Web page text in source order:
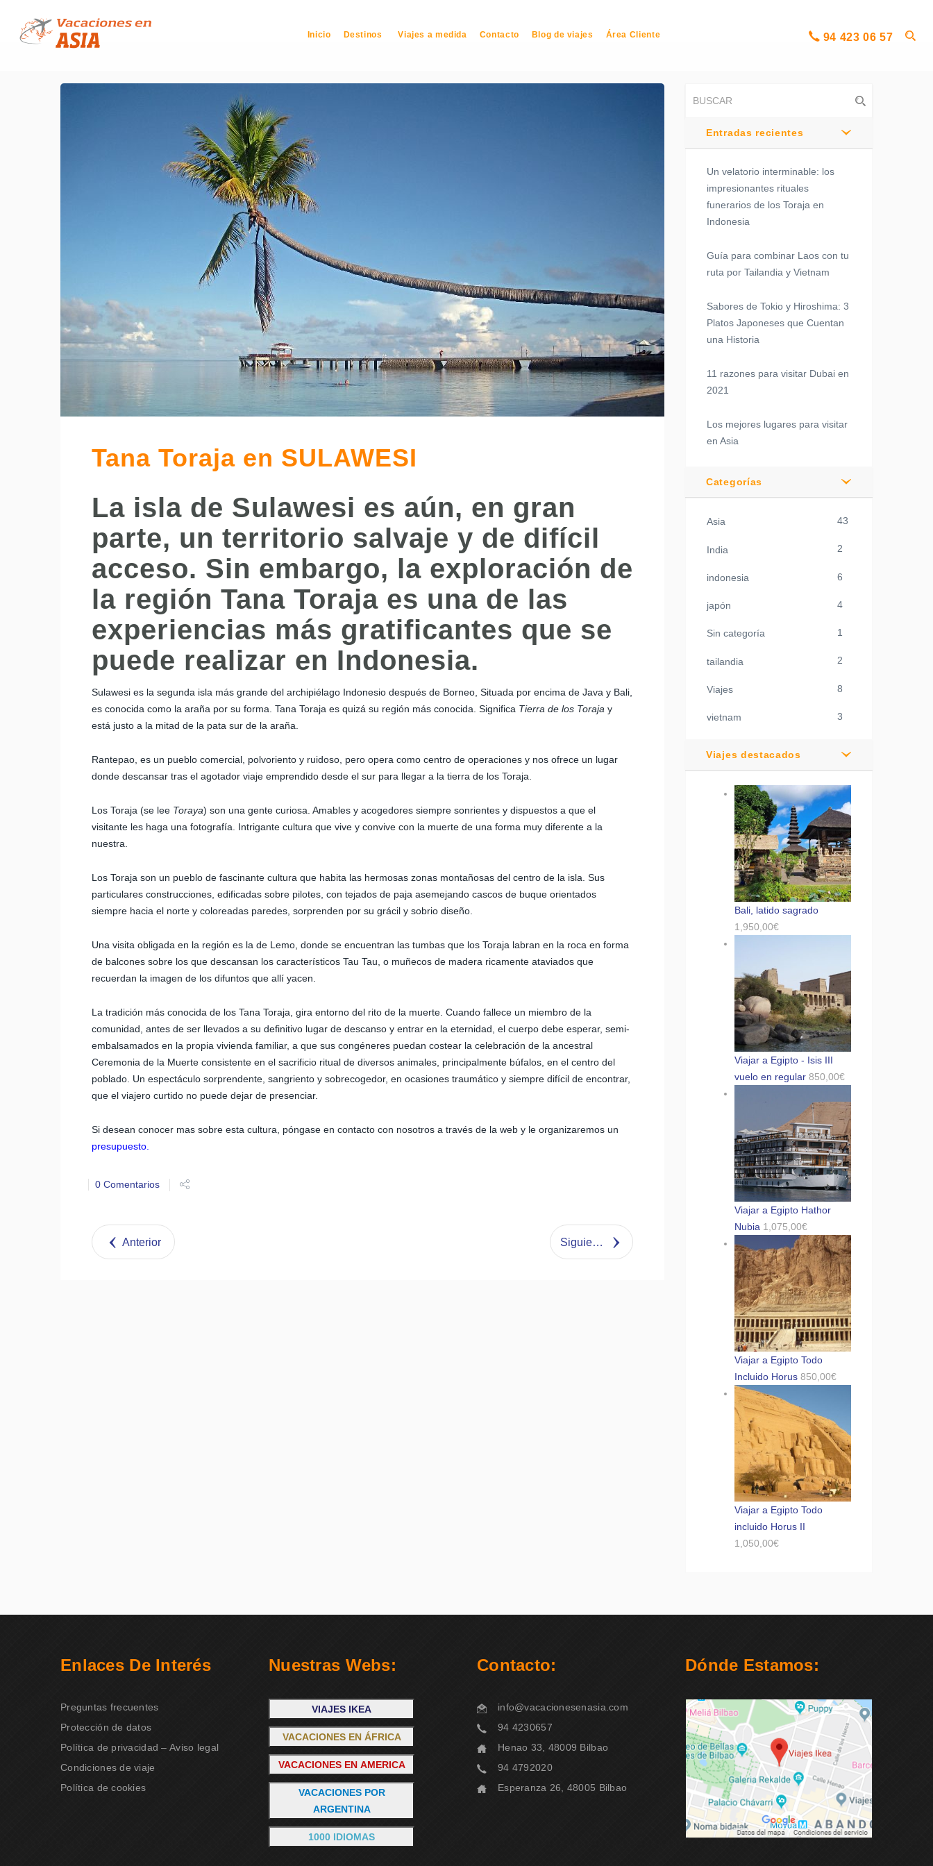
Inicio Destinos Viajes a medida Contacto Blog de viajes Área Cliente 94 423 06 57
Tana Toraja en SULAWESI
La isla de Sulawesi es aún, en gran
parte, un territorio salvaje y de difícil
acceso. Sin embargo, la exploración de
la región Tana Toraja es una de las
experiencias más gratificantes que se
puede realizar en Indonesia.
Sulawesi es la segunda isla más grande del archipiélago Indonesio después de Borneo, Situada por encima de Java y Bali,
es conocida como la araña por su forma. Tana Toraja es quizá su región más conocida. Significa Tierra de los Toraja y
está justo a la mitad de la pata sur de la araña.
Rantepao, es un pueblo comercial, polvoriento y ruidoso, pero opera como centro de operaciones y nos ofrece un lugar
donde descansar tras el agotador viaje emprendido desde el sur para llegar a la tierra de los Toraja.
Los Toraja (se lee Toraya) son una gente curiosa. Amables y acogedores siempre sonrientes y dispuestos a que el
visitante les haga una fotografía. Intrigante cultura que vive y convive con la muerte de una forma muy diferente a la
nuestra.
Los Toraja son un pueblo de fascinante cultura que habita las hermosas zonas montañosas del centro de la isla. Sus
particulares construcciones, edificadas sobre pilotes, con tejados de paja asemejando cascos de buque orientados
siempre hacia el norte y coloreadas paredes, sorprenden por su grácil y sobrio diseño.
Una visita obligada en la región es la de Lemo, donde se encuentran las tumbas que los Toraja labran en la roca en forma
de balcones sobre los que descansan los característicos Tau Tau, o muñecos de madera ricamente ataviados que
recuerdan la imagen de los difuntos que allí yacen.
La tradición más conocida de los Tana Toraja, gira entorno del rito de la muerte. Cuando fallece un miembro de la
comunidad, antes de ser llevados a su definitivo lugar de descanso y entrar en la eternidad, el cuerpo debe esperar, semi-
embalsamados en la propia vivienda familiar, a que sus congéneres puedan costear la celebración de la ancestral
Ceremonia de la Muerte consistente en el sacrificio ritual de diversos animales, principalmente búfalos, en el centro del
poblado. Un espectáculo sorprendente, sangriento y sobrecogedor, en ocasiones traumático y siempre difícil de encontrar,
que el viajero curtido no puede dejar de presenciar.
Si desean conocer mas sobre esta cultura, póngase en contacto con nosotros a través de la web y le organizaremos un
presupuesto.
0 Comentarios
Anterior Siguiente
Entradas recientes
Un velatorio interminable: los
impresionantes rituales
funerarios de los Toraja en
Indonesia
Guía para combinar Laos con tu
ruta por Tailandia y Vietnam
Sabores de Tokio y Hiroshima: 3
Platos Japoneses que Cuentan
una Historia
11 razones para visitar Dubai en
2021
Los mejores lugares para visitar
en Asia
Categorías
Asia 43
India 2
indonesia 6
japón 4
Sin categoría 1
tailandia 2
Viajes 8
vietnam 3
Viajes destacados
Bali, latido sagrado
1,950,00€
Viajar a Egipto - Isis III
vuelo en regular 850,00€
Viajar a Egipto Hathor
Nubia 1,075,00€
Viajar a Egipto Todo
Incluido Horus 850,00€
Viajar a Egipto Todo
incluido Horus II
1,050,00€
Enlaces De Interés
Preguntas frecuentes
Protección de datos
Política de privacidad – Aviso legal
Condiciones de viaje
Política de cookies
Nuestras Webs:
VIAJES IKEA
VACACIONES EN ÁFRICA
VACACIONES EN AMERICA
VACACIONES POR
ARGENTINA
1000 IDIOMAS
Contacto:
info@vacacionesenasia.com
94 4230657
Henao 33, 48009 Bilbao
94 4792020
Esperanza 26, 48005 Bilbao
Dónde Estamos: